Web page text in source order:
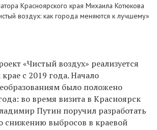
Красноярского края Михаила Котюкова
воздух: как города меняются к лучшему»
«Чистый воздух» реализуется
с 2019 года. Начало
было положено
во время визита в Красноярск
Путин поручил разработать
снижению выбросов в краевой